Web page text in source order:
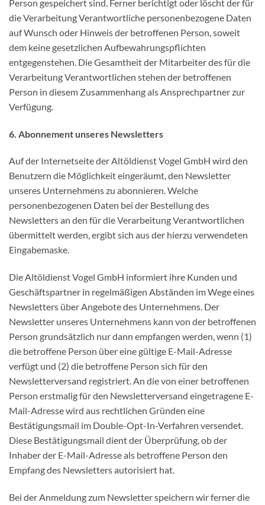
Person gespeichert sind. Ferner berichtigt oder löscht der für
die Verarbeitung Verantwortliche personenbezogene Daten
auf Wunsch oder Hinweis der betroffenen Person, soweit
dem keine gesetzlichen Aufbewahrungspflichten
entgegenstehen. Die Gesamtheit der Mitarbeiter des für die
Verarbeitung Verantwortlichen stehen der betroffenen
Person in diesem Zusammenhang als Ansprechpartner zur
Verfügung.
6. Abonnement unseres Newsletters
Auf der Internetseite der Altöldienst Vogel GmbH wird den
Benutzern die Möglichkeit eingeräumt, den Newsletter
unseres Unternehmens zu abonnieren. Welche
personenbezogenen Daten bei der Bestellung des
Newsletters an den für die Verarbeitung Verantwortlichen
übermittelt werden, ergibt sich aus der hierzu verwendeten
Eingabemaske.
Die Altöldienst Vogel GmbH informiert ihre Kunden und
Geschäftspartner in regelmäßigen Abständen im Wege eines
Newsletters über Angebote des Unternehmens. Der
Newsletter unseres Unternehmens kann von der betroffenen
Person grundsätzlich nur dann empfangen werden, wenn (1)
die betroffene Person über eine gültige E-Mail-Adresse
verfügt und (2) die betroffene Person sich für den
Newsletterversand registriert. An die von einer betroffenen
Person erstmalig für den Newsletterversand eingetragene E-
Mail-Adresse wird aus rechtlichen Gründen eine
Bestätigungsmail im Double-Opt-In-Verfahren versendet.
Diese Bestätigungsmail dient der Überprüfung, ob der
Inhaber der E-Mail-Adresse als betroffene Person den
Empfang des Newsletters autorisiert hat.
Bei der Anmeldung zum Newsletter speichern wir ferner die